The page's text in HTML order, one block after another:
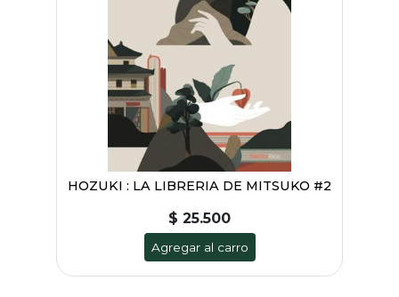
HOZUKI : LA LIBRERIA DE MITSUKO #2
$ 25.500
Agregar al carro